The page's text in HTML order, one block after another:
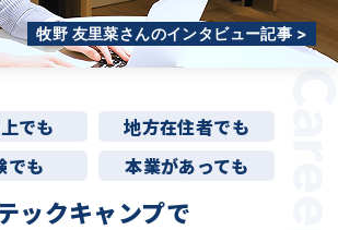
牧野 友里菜さんのインタビュー記事 >
でも
地方在住者でも
でも
本業があっても
ックキャンプで